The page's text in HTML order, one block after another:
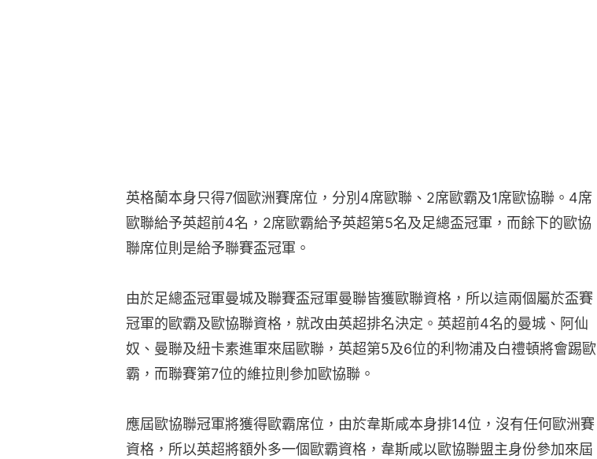
英格蘭本身只得7個歐洲賽席位，分別4席歐聯、2席歐霸及1席歐協聯。4席
歐聯給予英超前4名，2席歐霸給予英超第5名及足總盃冠軍，而餘下的歐協
聯席位則是給予聯賽盃冠軍。
由於足總盃冠軍曼城及聯賽盃冠軍曼聯皆獲歐聯資格，所以這兩個屬於盃賽
冠軍的歐霸及歐協聯資格，就改由英超排名決定。英超前4名的曼城、阿仙
奴、曼聯及紐卡素進軍來屆歐聯，英超第5及6位的利物浦及白禮頓將會踢歐
霸，而聯賽第7位的維拉則參加歐協聯。
應屆歐協聯冠軍將獲得歐霸席位，由於韋斯咸本身排14位，沒有任何歐洲賽
資格，所以英超將額外多一個歐霸資格，韋斯咸以歐協聯盟主身份參加來屆